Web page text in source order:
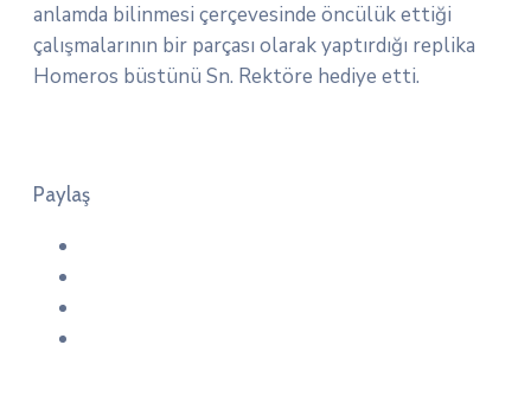
anlamda bilinmesi çerçevesinde öncülük ettiği
çalışmalarının bir parçası olarak yaptırdığı replika
Homeros büstünü Sn. Rektöre hediye etti.
Paylaş